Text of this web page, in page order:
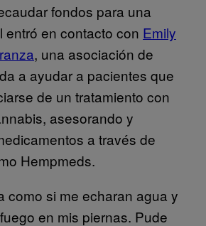
fondos para una
entró en contacto con Emily
, una asociación de
a ayudar a pacientes que
de un tratamiento con
asesorando y
a través de
Hempmeds.
como si me echaran agua y
en mis piernas. Pude